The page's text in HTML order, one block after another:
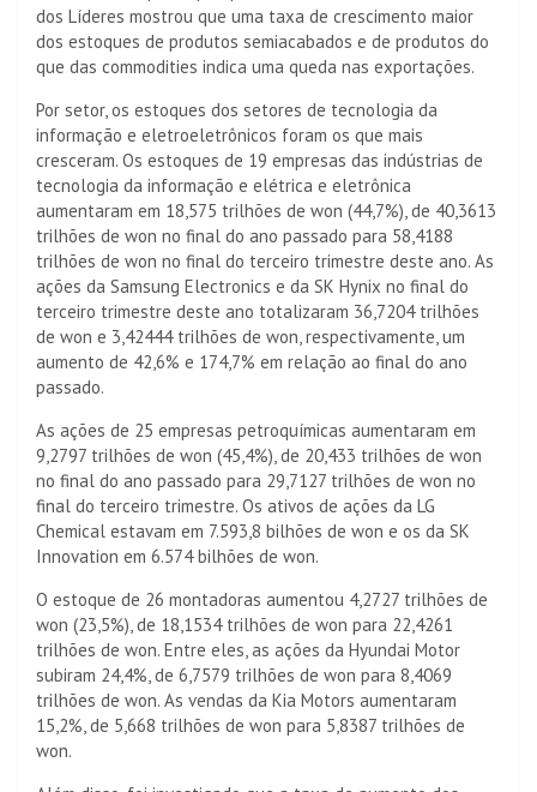
dos Líderes mostrou que uma taxa de crescimento maior
dos estoques de produtos semiacabados e de produtos do
que das commodities indica uma queda nas exportações.
Por setor, os estoques dos setores de tecnologia da
informação e eletroeletrônicos foram os que mais
cresceram. Os estoques de 19 empresas das indústrias de
tecnologia da informação e elétrica e eletrônica
aumentaram em 18,575 trilhões de won (44,7%), de 40,3613
trilhões de won no final do ano passado para 58,4188
trilhões de won no final do terceiro trimestre deste ano. As
ações da Samsung Electronics e da SK Hynix no final do
terceiro trimestre deste ano totalizaram 36,7204 trilhões
de won e 3,42444 trilhões de won, respectivamente, um
aumento de 42,6% e 174,7% em relação ao final do ano
passado.
As ações de 25 empresas petroquímicas aumentaram em
9,2797 trilhões de won (45,4%), de 20,433 trilhões de won
no final do ano passado para 29,7127 trilhões de won no
final do terceiro trimestre. Os ativos de ações da LG
Chemical estavam em 7.593,8 bilhões de won e os da SK
Innovation em 6.574 bilhões de won.
O estoque de 26 montadoras aumentou 4,2727 trilhões de
won (23,5%), de 18,1534 trilhões de won para 22,4261
trilhões de won. Entre eles, as ações da Hyundai Motor
subiram 24,4%, de 6,7579 trilhões de won para 8,4069
trilhões de won. As vendas da Kia Motors aumentaram
15,2%, de 5,668 trilhões de won para 5,8387 trilhões de
won.